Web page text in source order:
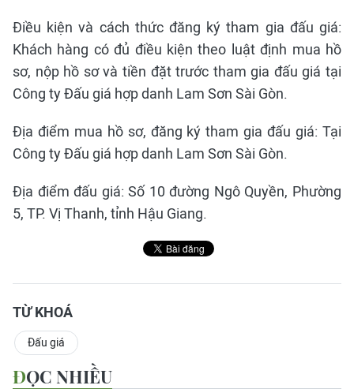
Điều kiện và cách thức đăng ký tham gia đấu giá:
Khách hàng có đủ điều kiện theo luật định mua hồ
sơ, nộp hồ sơ và tiền đặt trước tham gia đấu giá tại
Công ty Đấu giá hợp danh Lam Sơn Sài Gòn.
Địa điểm mua hồ sơ, đăng ký tham gia đấu giá: Tại
Công ty Đấu giá hợp danh Lam Sơn Sài Gòn.
Địa điểm đấu giá: Số 10 đường Ngô Quyền, Phường
5, TP. Vị Thanh, tỉnh Hậu Giang.
TỪ KHOÁ
Đấu giá
ĐỌC NHIỀU